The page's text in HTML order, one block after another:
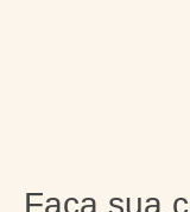
Faça sua